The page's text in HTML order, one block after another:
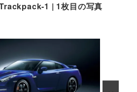
1 | 1枚目の写真